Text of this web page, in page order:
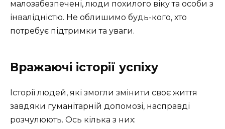
малозабезпечені, люди похилого віку та особи з
інвалідністю. Не облишимо будь-кого, хто
потребує підтримки та уваги.
Вражаючі історії успіху
Історії людей, які змогли змінити своє життя
завдяки гуманітарній допомозі, насправді
розчулюють. Ось кілька з них: